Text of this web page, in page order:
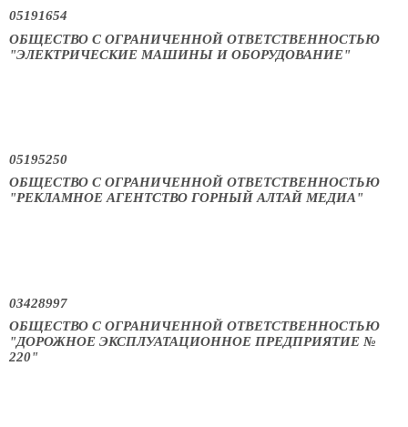
05191654
ОБЩЕСТВО С ОГРАНИЧЕННОЙ ОТВЕТСТВЕННОСТЬЮ
"ЭЛЕКТРИЧЕСКИЕ МАШИНЫ И ОБОРУДОВАНИЕ"
05195250
ОБЩЕСТВО С ОГРАНИЧЕННОЙ ОТВЕТСТВЕННОСТЬЮ
"РЕКЛАМНОЕ АГЕНТСТВО ГОРНЫЙ АЛТАЙ МЕДИА"
03428997
ОБЩЕСТВО С ОГРАНИЧЕННОЙ ОТВЕТСТВЕННОСТЬЮ
"ДОРОЖНОЕ ЭКСПЛУАТАЦИОННОЕ ПРЕДПРИЯТИЕ №
220"